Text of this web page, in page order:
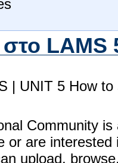
| UNIT 5 How
Community
or are
upload,